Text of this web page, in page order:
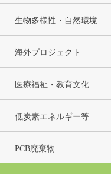
生物多様性・自然環境
海外プロジェクト
医療福祉・教育文化
低炭素エネルギー等
PCB廃棄物